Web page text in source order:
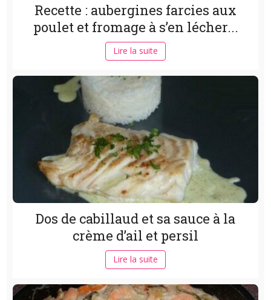
Recette : aubergines farcies aux
poulet et fromage à s’en lécher...
Lire la suite
Dos de cabillaud et sa sauce à la
crème d’ail et persil
Lire la suite